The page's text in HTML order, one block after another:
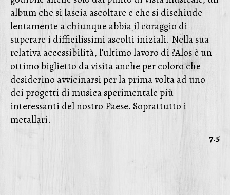
album che si lascia ascoltare e che si dischiude
lentamente a chiunque abbia il coraggio di
superare i difficilissimi ascolti iniziali. Nella sua
relativa accessibilità, l’ultimo lavoro di ?Alos è un
ottimo biglietto da visita anche per coloro che
desiderino avvicinarsi per la prima volta ad uno
dei progetti di musica sperimentale più
interessanti del nostro Paese. Soprattutto i
metallari.
7.5